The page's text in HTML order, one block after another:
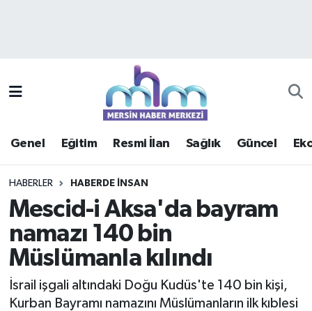
Genel Eğitim Resmi İlan Sağlık Güncel
HABERLER HABERDE INSAN
Mescid-i Aksa'da bayram
namazı 140 bin
Müslümanla kılındı
İsrail işgali altındaki Doğu Kudüs'te 140 bin kişi,
Kurban Bayramı namazını Müslümanların ilk kıblesi
Güncel
Haberde insan
Kültür - Sanat
Mersin Trafik Yoğunluk Haritası
Süper Lig Puan Durumu ve Fikstür
Haber Arşivi